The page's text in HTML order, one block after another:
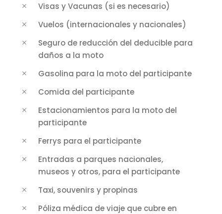
Visas y Vacunas (si es necesario)
Vuelos (internacionales y nacionales)
Seguro de reducción del deducible para
daños a la moto
Gasolina para la moto del participante
Comida del participante
Estacionamientos para la moto del
participante
Ferrys para el participante
Entradas a parques nacionales,
museos y otros, para el participante
Taxi, souvenirs y propinas
Póliza médica de viaje que cubre en